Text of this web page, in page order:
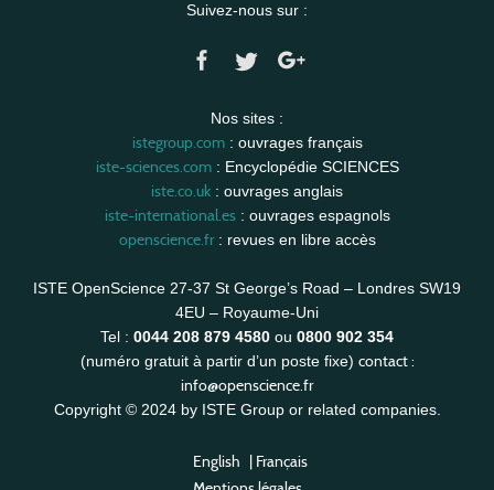
Suivez-nous sur :
Nos sites :
istegroup.com: ouvrages français
iste-sciences.com: Encyclopédie SCIENCES
iste.co.uk : ouvrages anglais
iste-international.es: ouvrages espagnols
openscience.fr: revues en libre accès
ISTE OpenScience 27-37 St George’s Road – Londres SW19
4EU – Royaume-Uni
Tel : 0044 208 879 4580 ou 0800 902 354
(numéro gratuit à partir d’un poste fixe) contact :
info@openscience.fr
Copyright © 2024 by ISTE Group or related companies.
English | Français